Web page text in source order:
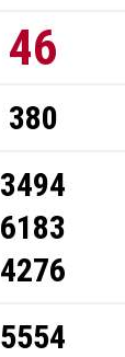
46
380
3494
6183
4276
5554